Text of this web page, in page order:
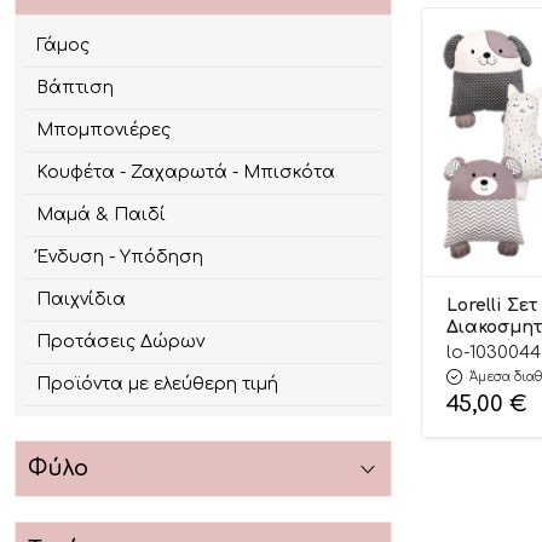
Γάμος
Βάπτιση
Μπομπονιέρες
Κουφέτα - Ζαχαρωτά - Μπισκότα
Μαμά & Παιδί
Ένδυση - Υπόδηση
Παιχνίδια
Προτάσεις Δώρων
Προϊόντα με ελεύθερη τιμή
Φύλο
Lorelli Σετ
1030044 #
lo-1030044
Άμεσα
45,00 €